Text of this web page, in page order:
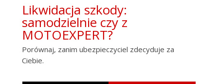
Likwidacja szkody:
samodzielnie czy z
MOTOEXPERT?
Porównaj, zanim ubezpieczyciel zdecyduje za
Ciebie.